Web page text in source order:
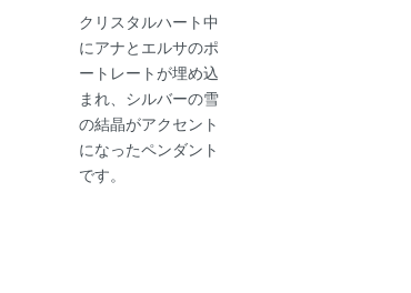
クリスタルハート中
にアナとエルサのポ
ートレートが埋め込
まれ、シルバーの雪
の結晶がアクセント
になったペンダント
です。